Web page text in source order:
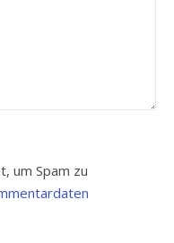
um Spam zu